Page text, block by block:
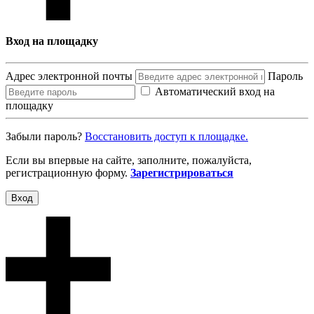
Вход на площадку
Адрес электронной почты
Пароль
Автоматический вход на
площадку
Забыли пароль? Восcтановить доступ к площадке.
Если вы впервые на сайте, заполните, пожалуйста,
регистрационную форму. Зарегистрироваться
Вход